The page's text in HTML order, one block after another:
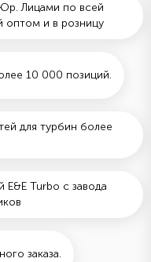
Лицами по всей
оптом и в розницу
10 000 позиций.
для турбин более
E&E Turbo с завода
заказа.